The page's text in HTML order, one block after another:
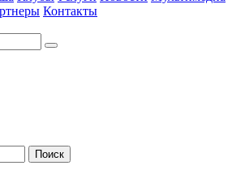
Контакты
Поиск